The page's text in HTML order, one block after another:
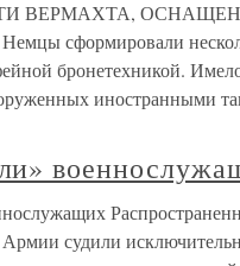
ВЕРМАХТА,
сформировали
бронетехникой.
иностранными
судили